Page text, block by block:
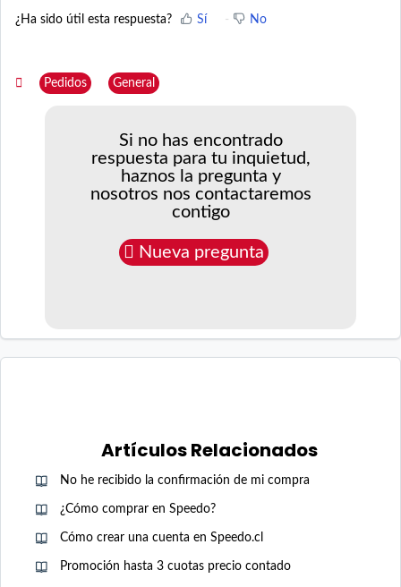
¿Ha sido útil esta respuesta? Sí No
Pedidos General
Si no has encontrado
respuesta para tu inquietud,
haznos la pregunta y
nosotros nos contactaremos
contigo
Nueva pregunta
Artículos Relacionados
No he recibido la confirmación de mi compra
¿Cómo comprar en Speedo?
Cómo crear una cuenta en Speedo.cl
Promoción hasta 3 cuotas precio contado